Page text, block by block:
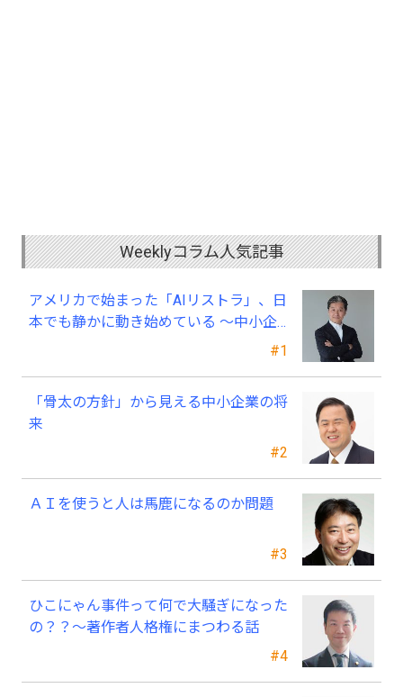
Weeklyコラム人気記事
#1
アメリカで始まった「AIリストラ」、日
本でも静かに動き始めている ～中小企
業経営者が今、見直すべき採用・業務・
#2
「骨太の方針」から見える中小企業の将
来
#3
ＡＩを使うと人は馬鹿になるのか問題
#4
ひこにゃん事件って何で大騒ぎになった
の？？～著作者人格権にまつわる話